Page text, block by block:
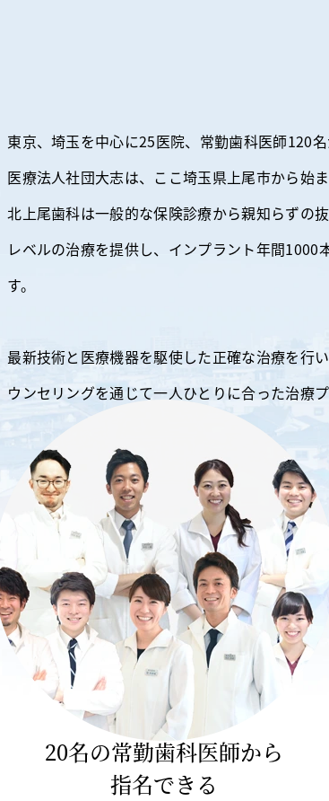
東京、埼玉を中心に25医院、常勤歯科医師120
医療法人社団大志は、ここ埼玉県上尾市から始ま
北上尾歯科は一般的な保険診療から親知らずの
レベルの治療を提供し、インプラント年間
す。
最新技術と医療機器を駆使した正確な治療を行
ウンセリングを通じて一人ひとりに合った治療
20名の常勤歯科医師から
指名できる